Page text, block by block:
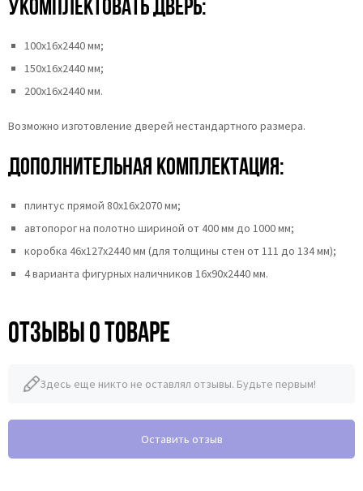
укомплектовать дверь:
100х16х2440 мм;
150х16х2440 мм;
200х16х2440 мм.
Возможно изготовление дверей нестандартного размера.
Дополнительная комплектация:
плинтус прямой 80х16х2070 мм;
автопорог на полотно шириной от 400 мм до 1000 мм;
коробка 46x127x2440 мм (для толщины стен от 111 до 134 мм);
4 варианта фигурных наличников 16х90х2440 мм.
Отзывы о товаре
Здесь еще никто не оставлял отзывы. Будьте первым!
Оставить отзыв